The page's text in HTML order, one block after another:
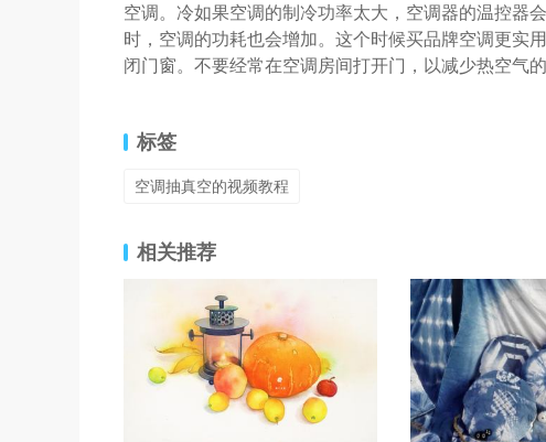
空调。冷如果空调的制冷功率太大，空调器的温控器
时，空调的功耗也会增加。这个时候买品牌空调更实
闭门窗。不要经常在空调房间打开门，以减少热空气的
标签
空调抽真空的视频教程
相关推荐